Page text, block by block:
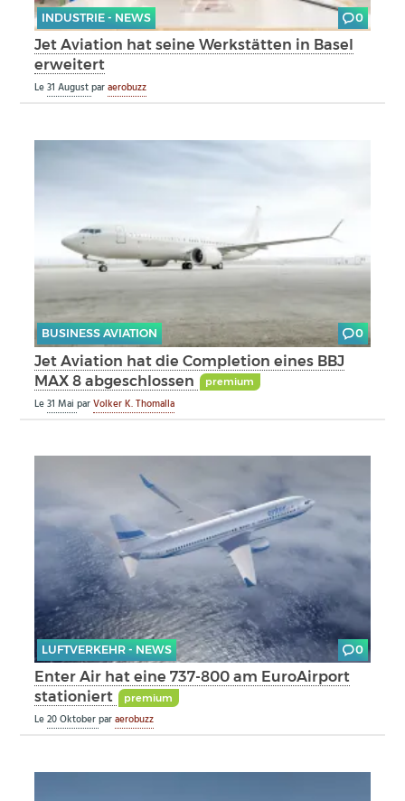
INDUSTRIE - NEWS 0
Jet Aviation hat seine Werkstätten in Basel
erweitert
Le31 Augustparaerobuzz
BUSINESS AVIATION 0
Jet Aviation hat die Completion eines BBJ
MAX 8 abgeschlossen
premium
Le31 MaiparVolker K. Thomalla
LUFTVERKEHR - NEWS 0
Enter Air hat eine 737-800 am EuroAirport
stationiert
premium
Le20 Oktoberparaerobuzz